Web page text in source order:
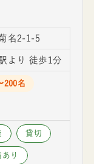
名2-1-5
より 徒歩1分
200名
貸切
り